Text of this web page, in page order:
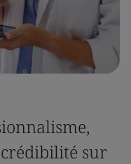
crédibilité sur